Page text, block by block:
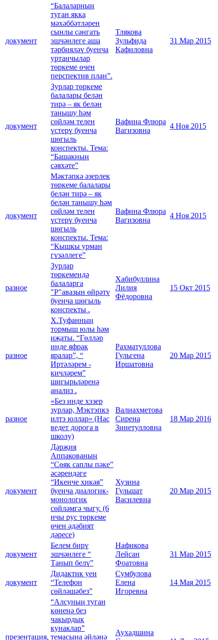
документ
“Балаларның
туган якка
мәхәббәтләрен
сынлы сәнгать
эшчәнлеге аша
тәрбияләү буенча
уртанчылар
төркеме өчен
перспектив план”.
Тлякова
Зульфида
Кафиловна
31 Мар 2015
документ
Зурлар төркеме
балалары белән
тирә – як белән
танышу һәм
сөйләм телен
үстерү буенча
шөгыль
конспекты. Тема:
“Башакның
сәяхәте”
Вафина Флюра
Вагизовна
4 Ноя 2015
документ
Мәктәпкә әзерлек
төркеме балалары
белән тирә – як
белән танышу һәм
сөйләм телен
үстерү буенча
шөгыль
конспекты. Тема:
“Кышкы урман
гүзәллеге”
Вафина Флюра
Вагизовна
4 Ноя 2015
разное
Зурлар
төркемендә
балаларга
"Р"авазын өйрәтү
буенча шөгыль
конспекты .
Хабибуллина
Лилия
Фёдоровна
15 Окт 2015
разное
Х.Туфанның
тормыш юлы һәм
иҗаты. “Гөлләр
инде яфрак
яралар”, “
Иртәләрем -
кичләрем”
шигырьләренә
анализ .
Рахматуллова
Гульгена
Иршатовна
20 Мар 2015
разное
«Без инде хэзер
зурлар, Мэктэпкэ
илтэ юллар» (Нас
ведет дорога в
школу)
Валиахметова
Сирена
Зинетулловна
18 Мар 2016
документ
Дәрҗия
Аппакованың
“Сөяк саплы пәке”
әсәрендәге
“Икенче хикәя”
буенча диалогик-
монологик
сөйләмгә чыгу. (6
нчы рус төркеме
өчен әдәбият
дәресе)
Хузина
Гульшат
Василевна
20 Мар 2015
документ
Белем бирү
эшчәнлеге “
Танып белү”
Нафикова
Лейсан
Фоатовна
31 Мар 2015
документ
Дидактик уен
“Телефон
сөйләшәбез”
Сумбулова
Елена
Игоревна
14 Мая 2015
презентация,
“Алсуның туган
көненә без
чакырдык
кунаклар”
темасына әйләнә
Аухадшина